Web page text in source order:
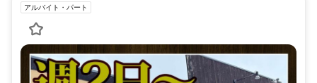
アルバイト・パート